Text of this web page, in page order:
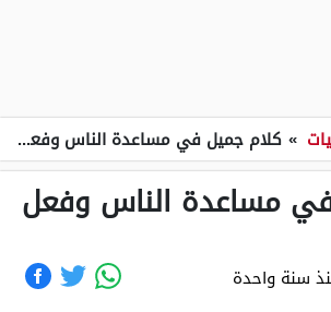
» كلام جميل في مساعدة الناس وفعل الخير
مساعدة الناس وفعل
سنة واحدة